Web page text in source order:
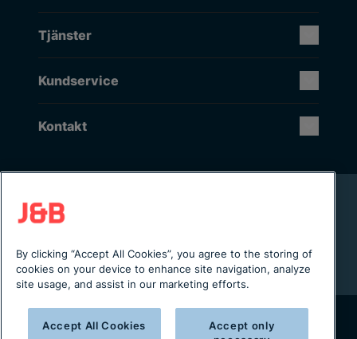
Tjänster
Kundservice
Kontakt
Rikstäckande installation & service
Lager i Sverige
Från projektering till installation
By clicking “Accept All Cookies”, you agree to the storing of
cookies on your device to enhance site navigation, analyze
site usage, and assist in our marketing efforts.
Accept All Cookies
Accept only